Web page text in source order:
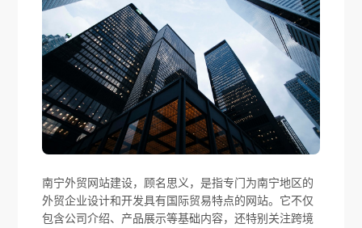
南宁外贸网站建设，顾名思义，是指专门为南宁地区的
外贸企业设计和开发具有国际贸易特点的网站。它不仅
包含公司介绍、产品展示等基础内容，还特别关注跨境